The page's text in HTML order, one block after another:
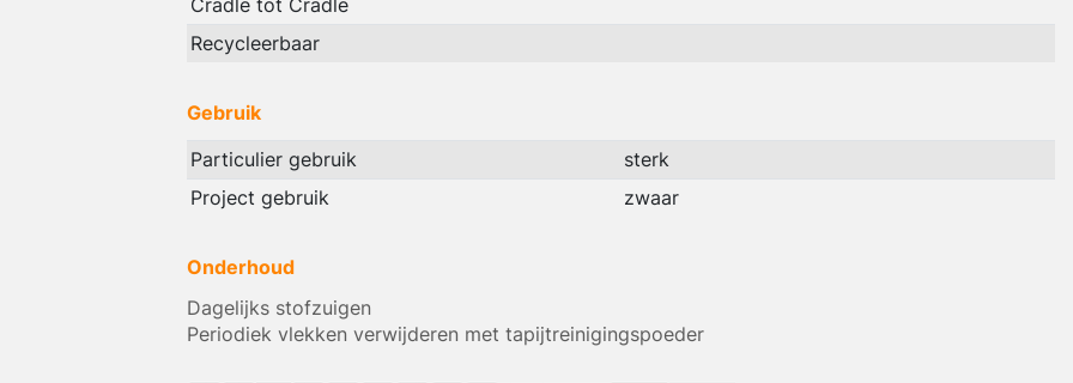
Cradle tot Cradle
Recycleerbaar
Gebruik
Particulier gebruik
sterk
Project gebruik
zwaar
Onderhoud
Dagelijks stofzuigen
Periodiek vlekken verwijderen met tapijtreinigingspoeder